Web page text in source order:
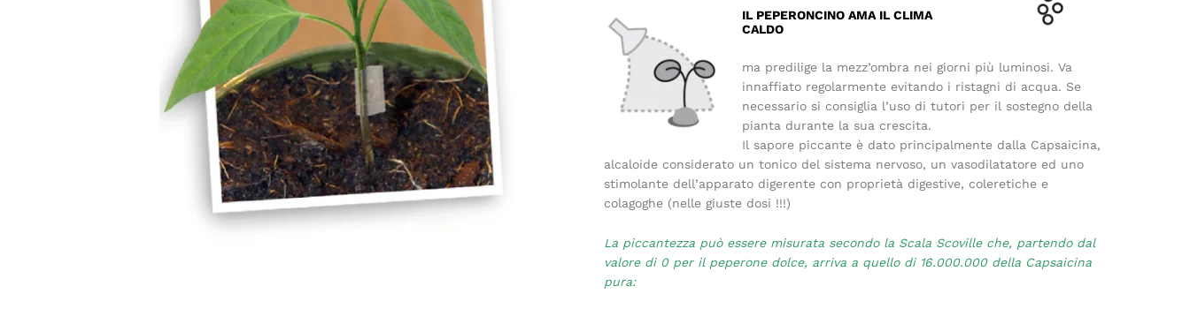
IL PEPERONCINO AMA IL CLIMA
CALDO
ma predilige la mezz’ombra nei giorni più luminosi. Va
innaffiato regolarmente evitando i ristagni di acqua. Se
necessario si consiglia l’uso di tutori per il sostegno della
pianta durante la sua crescita.
Il sapore piccante è dato principalmente dalla Capsaicina,
alcaloide considerato un tonico del sistema nervoso, un vasodilatatore ed uno
stimolante dell’apparato digerente con proprietà digestive, coleretiche e
colagoghe (nelle giuste dosi !!!)
La piccantezza può essere misurata secondo la Scala Scoville che, partendo dal
valore di 0 per il peperone dolce, arriva a quello di 16.000.000 della Capsaicina
pura: